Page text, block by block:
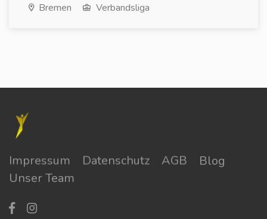
Bremen Verbandsliga
Impressum Datenschutz AGB
Blog
Unser Team